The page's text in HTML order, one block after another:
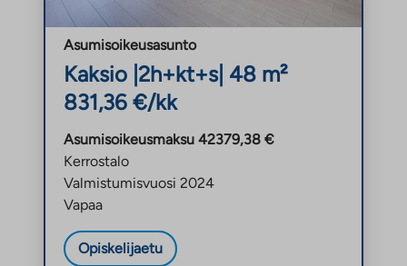
Asumisoikeusasunto
Kaksio | 2h+kt+s| 48 m²
831,36 €/kk
Asumisoikeusmaksu 42379,38 €
Kerrostalo
Valmistumisvuosi 2024
Vapaa
Opiskelijaetu